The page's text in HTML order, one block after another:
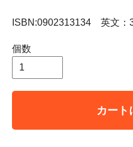
ISBN:0902313134 英文：
個数
カート